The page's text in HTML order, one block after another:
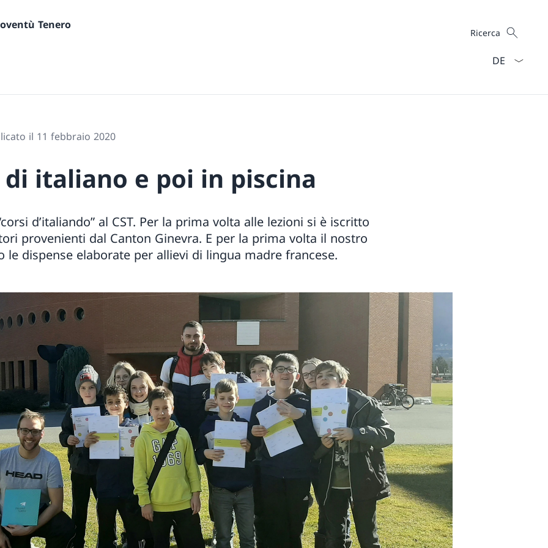
Tenero Cercare
Ricerca
il 11 febbraio 2020
italiano e poi in piscina
d’italiando” al CST. Per la prima volta alle lezioni si è iscritto
provenienti dal Canton Ginevra. E per la prima volta il nostro
le dispense elaborate per allievi di lingua madre francese.